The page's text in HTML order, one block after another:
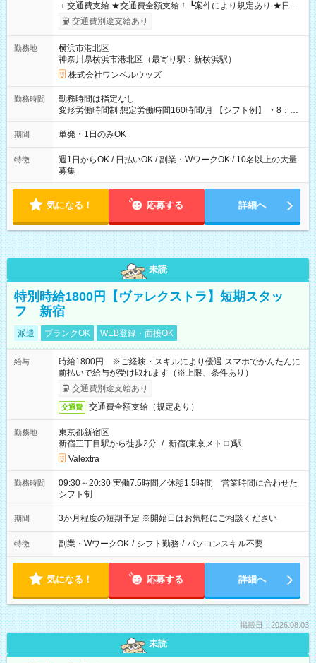
＋交通費支給 ★交通費全額支給！ ┗案件により規定あり ★日払
いOK！（規定あり） ┗働いたその日に現金GET♪ お仕事後はコ
ンビニATMから 日払い分を引き落とせます！ 【試用期間】試
交通費別途支給あり
勤務地
横浜市港北区
神奈川県横浜市港北区（最寄り駅：新横浜駅）
株式会社ワンベルウッズ
勤務時間
勤務時間は指定なし
変形労働時間制 想定労働時間160時間/月 【シフト例】 ・8：00
～21：00
期間 単発・1日のみOK
特徴
週1日からOK / 日払いOK / 副業・WワークOK / 10名以上の大量
募集
気になる！ 応募する 詳細へ
未読
特別時給1800円【ヴァレクストラ】短期スタッ
フ 新宿
派遣 ブランクOK WEB登録・面接OK
給与
時給1800円 ※ご経験・スキルにより優遇 スマホでかんたんに
前払いで給与が受け取れます（※上限、条件あり）
交通費別途支給あり
交通費 交通費全額支給（規定あり）
勤務地
東京都新宿区
新宿三丁目駅から徒歩2分 / 新宿(東京メトロ)駅
Valextra
勤務時間
09:30～20:30 実働7.5時間／休憩1.5時間 営業時間に合わせた
シフト制
期間 3か月程度の短期予定 ※開始日はお気軽にご相談ください
特徴 副業・WワークOK / シフト勤務 / パソコンスキル不要
気になる！ 応募する 詳細へ
掲載日：2026.08.03
未読